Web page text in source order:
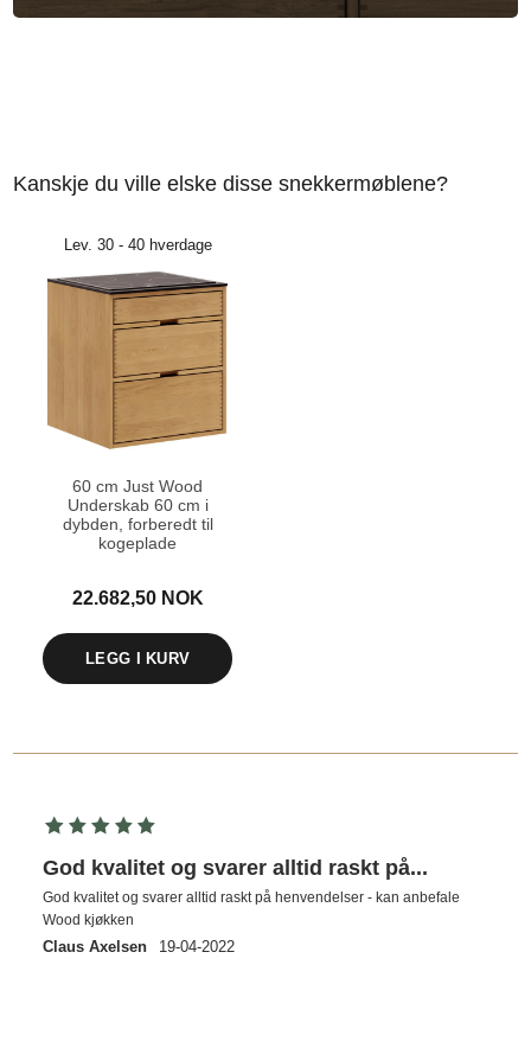
Kanskje du ville elske disse snekkermøblene?
Lev. 30 - 40 hverdage
60 cm Just Wood
Underskab 60 cm i
dybden, forberedt til
kogeplade
22.682,50 NOK
LEGG I KURV
God kvalitet og svarer alltid raskt på...
God kvalitet og svarer alltid raskt på henvendelser - kan anbefale
Wood kjøkken
Claus Axelsen 19-04-2022